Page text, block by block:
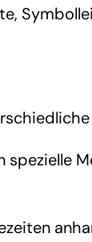
spezielle